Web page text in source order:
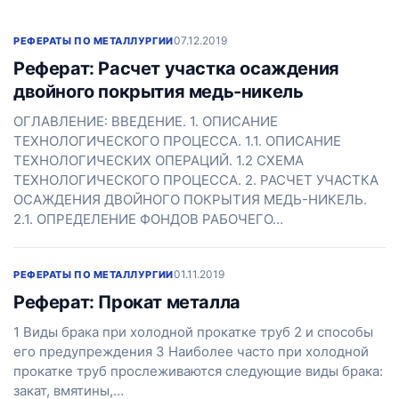
РЕФЕРАТЫ ПО МЕТАЛЛУРГИИ07.12.2019
Реферат: Расчет участка осаждения
двойного покрытия медь-никель
ОГЛАВЛЕНИЕ: ВВЕДЕНИЕ. 1. ОПИСАНИЕ
ТЕХНОЛОГИЧЕСКОГО ПРОЦЕССА. 1.1. ОПИСАНИЕ
ТЕХНОЛОГИЧЕСКИХ ОПЕРАЦИЙ. 1.2 СХЕМА
ТЕХНОЛОГИЧЕСКОГО ПРОЦЕССА. 2. РАСЧЕТ УЧАСТКА
ОСАЖДЕНИЯ ДВОЙНОГО ПОКРЫТИЯ МЕДЬ-НИКЕЛЬ.
2.1. ОПРЕДЕЛЕНИЕ ФОНДОВ РАБОЧЕГО…
РЕФЕРАТЫ ПО МЕТАЛЛУРГИИ01.11.2019
Реферат: Прокат металла
1 Виды брака при холодной прокатке труб 2 и способы
его предупреждения 3 Наиболее часто при холодной
прокатке труб прослеживаются следующие виды брака:
закат, вмятины,…